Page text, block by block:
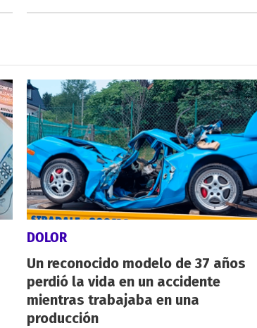
DOLOR
Un reconocido modelo de 37 años
perdió la vida en un accidente
mientras trabajaba en una
producción